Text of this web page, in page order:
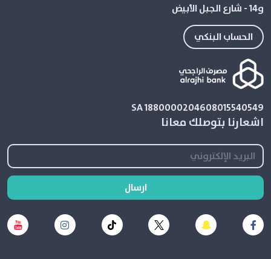
و14 - شارع الجبل الأبيض
الحساب البنكي
SA 1880000204608015540549
اشعارنا بتوصلك معانا
ارسال